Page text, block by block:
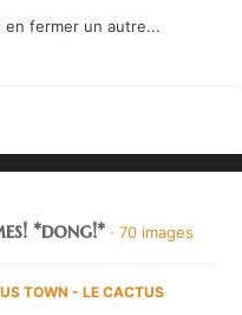
en fermer un autre...
*dong!* · 70 images
TOWN - LE CACTUS